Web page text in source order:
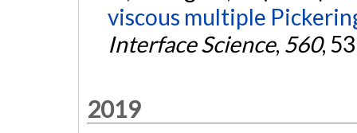
viscous multiple
Interface Science, 560,
2019